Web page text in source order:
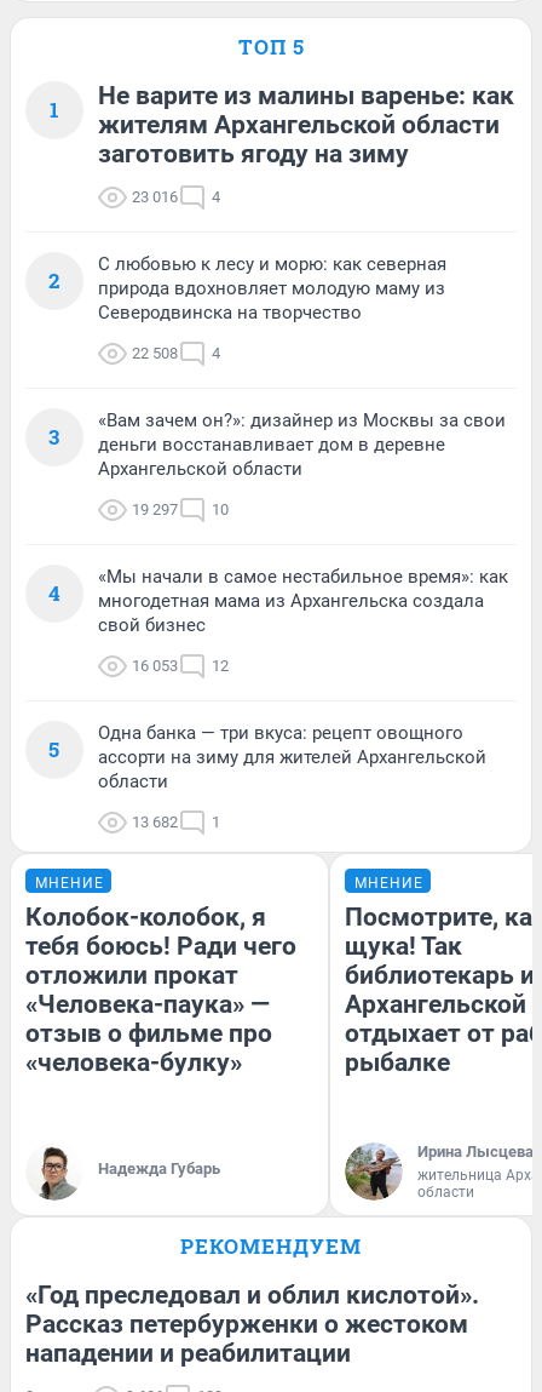
ТОП 5
1
Не варите из малины варенье: как
жителям Архангельской области
заготовить ягоду на зиму
23 016 4
2
С любовью к лесу и морю: как северная
природа вдохновляет молодую маму из
Северодвинска на творчество
22 508 4
3
«Вам зачем он?»: дизайнер из Москвы за свои
деньги восстанавливает дом в деревне
Архангельской области
19 297 10
4
«Мы начали в самое нестабильное время»: как
многодетная мама из Архангельска создала
свой бизнес
16 053 12
5
Одна банка — три вкуса: рецепт овощного
ассорти на зиму для жителей Архангельской
области
13 682 1
МНЕНИЕ
Колобок-колобок, я
тебя боюсь! Ради чего
отложили прокат
«Человека-паука» —
отзыв о фильме про
«человека-булку»
Надежда Губарь
МНЕНИЕ
Посмотрите,
щука! Так
библиотекарь
Архангельской
отдыхает от
рыбалке
Ирина Лысцева
жительница
области
РЕКОМЕНДУЕМ
«Год преследовал и облил кислотой».
Рассказ петербурженки о жестоком
нападении и реабилитации